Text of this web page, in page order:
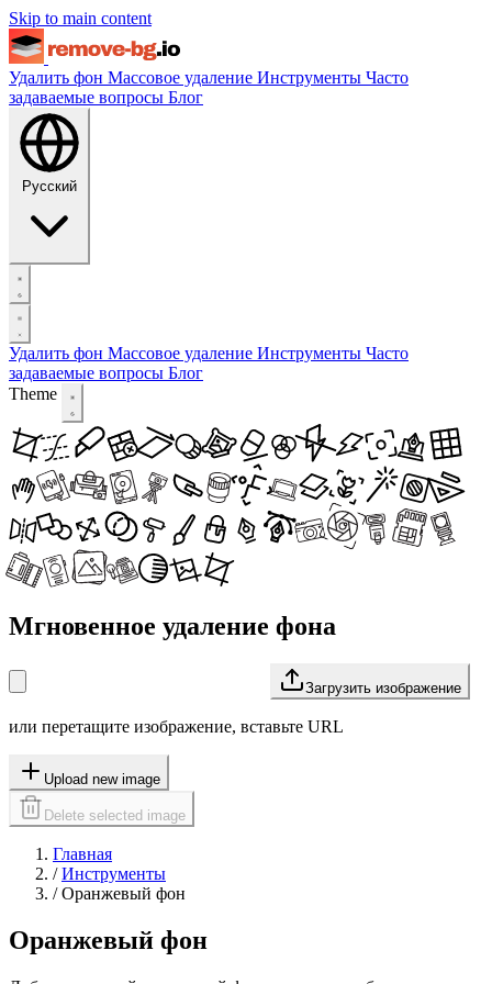
Skip to main content
Удалить фон Массовое удаление Инструменты Часто
задаваемые вопросы Блог
Русский
Удалить фон Массовое удаление Инструменты Часто
задаваемые вопросы Блог
Theme
Мгновенное удаление фона
Загрузить изображение
или перетащите изображение, вставьте URL
Upload new image
Delete selected image
Главная
/ Инструменты
/ Оранжевый фон
Оранжевый фон